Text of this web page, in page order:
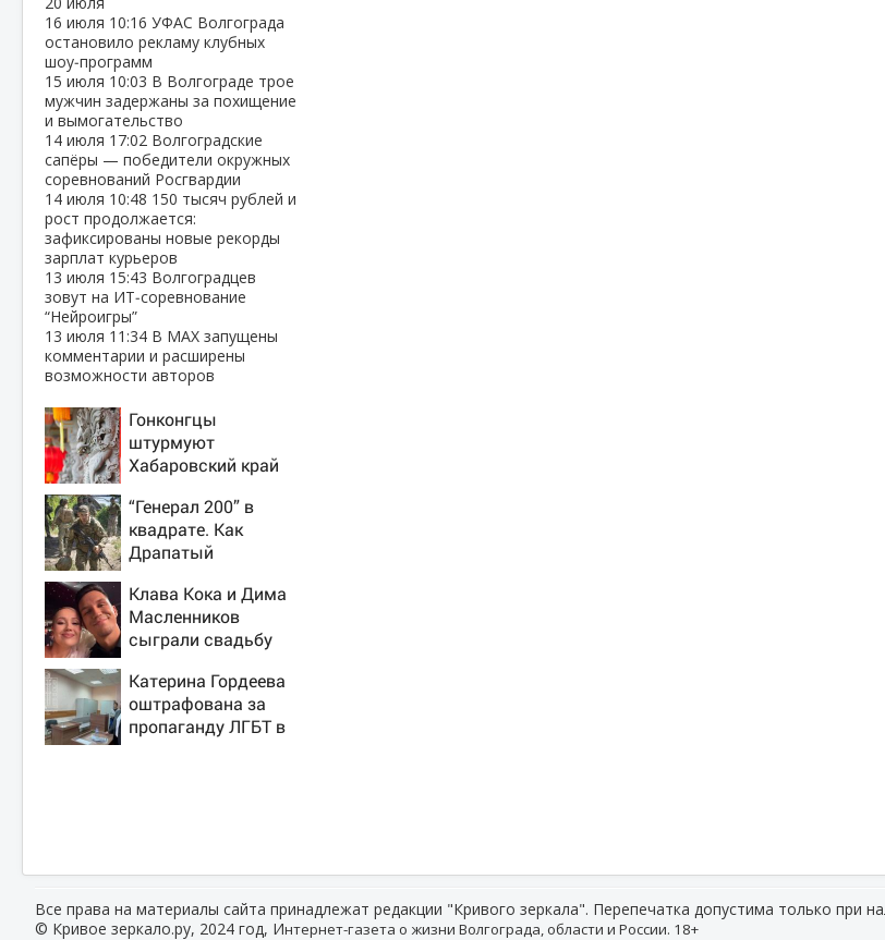
16 июля 10:16 УФАС Волгограда
остановило рекламу клубных
шоу‑программ
15 июля 10:03 В Волгограде трое
мужчин задержаны за похищение
и вымогательство
14 июля 17:02 Волгоградские
сапёры — победители окружных
соревнований Росгвардии
14 июля 10:48 150 тысяч рублей и
рост продолжается:
зафиксированы новые рекорды
зарплат курьеров
13 июля 15:43 Волгоградцев
зовут на ИТ‑соревнование
“Нейроигры”
13 июля 11:34 В МАХ запущены
комментарии и расширены
возможности авторов
Гонконгцы
штурмуют
Хабаровский край
“Генерал 200” в
квадрате. Как
Драпатый
Сырского
Клава Кока и Дима
Масленников
сыграли свадьбу
Катерина Гордеева
оштрафована за
пропаганду ЛГБТ в
Все права на материалы сайта принадлежат редакции "Кривого зеркала". Перепечатка допустима только при
© Кривое зеркало.ру, 2024 год, Интернет-газета о жизни Волгограда, области и России. 18+